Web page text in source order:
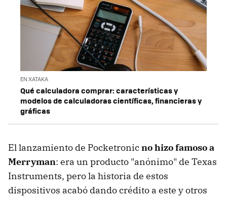
EN XATAKA
Qué calculadora comprar: características y
modelos de calculadoras científicas, financieras y
gráficas
El lanzamiento de Pocketronicno hizo famoso a
Merryman: era un producto "anónimo" de Texas
Instruments, pero la historia de estos
dispositivos acabó dando crédito a este y otros